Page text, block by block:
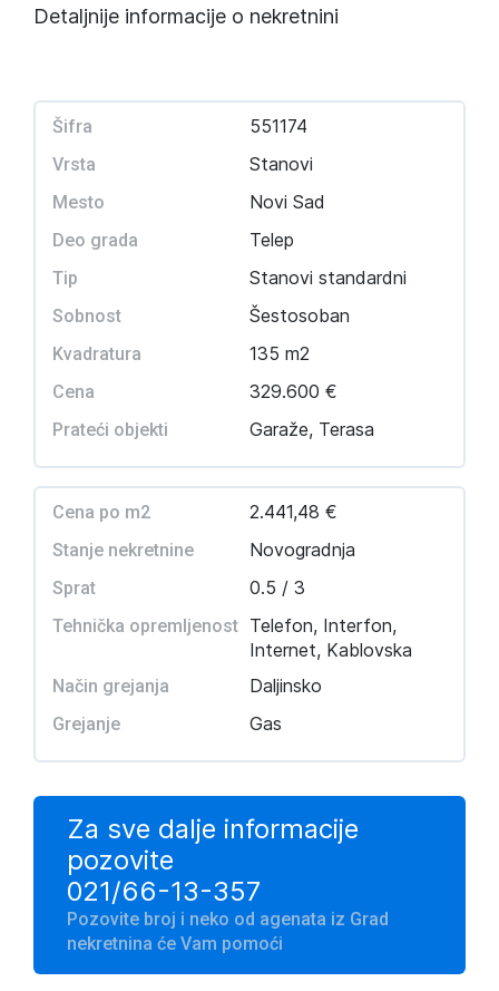
Detaljnije informacije o nekretnini
Šifra 551174
Vrsta Stanovi
Mesto Novi Sad
Deo grada Telep
Tip Stanovi standardni
Sobnost Šestosoban
Kvadratura 135 m2
Cena 329.600 €
Prateći objekti Garaže, Terasa
Cena po m2 2.441,48 €
Stanje nekretnine Novogradnja
Sprat 0.5 / 3
Tehnička opremljenost Telefon, Interfon,
Internet, Kablovska
Način grejanja Daljinsko
Grejanje Gas
Za sve dalje informacije
pozovite
021/66-13-357
Pozovite broj i neko od agenata iz Grad
nekretnina će Vam pomoći